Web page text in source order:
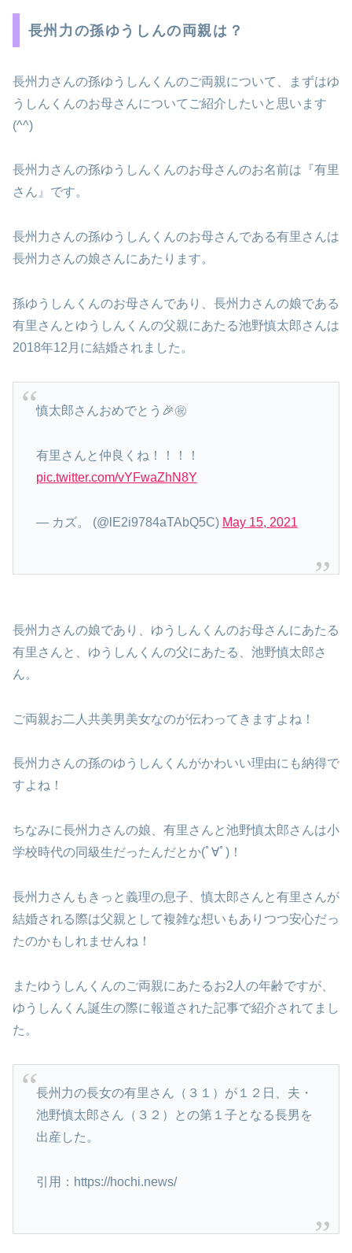
長州力の孫ゆうしんの両親は？
長州力さんの孫ゆうしんくんのご両親について、まずはゆ
うしんくんのお母さんについてご紹介したいと思います
(^^)
長州力さんの孫ゆうしんくんのお母さんのお名前は『有里
さん』です。
長州力さんの孫ゆうしんくんのお母さんである有里さんは
長州力さんの娘さんにあたります。
孫ゆうしんくんのお母さんであり、長州力さんの娘である
有里さんとゆうしんくんの父親にあたる池野慎太郎さんは
2018年12月に結婚されました。
慎太郎さんおめでとう🎉㊗️
有里さんと仲良くね！！！！
pic.twitter.com/vYFwaZhN8Y
— カズ。 (@lE2i9784aTAbQ5C) May 15, 2021
長州力さんの娘であり、ゆうしんくんのお母さんにあたる
有里さんと、ゆうしんくんの父にあたる、池野慎太郎さ
ん。
ご両親お二人共美男美女なのが伝わってきますよね！
長州力さんの孫のゆうしんくんがかわいい理由にも納得で
すよね！
ちなみに長州力さんの娘、有里さんと池野慎太郎さんは小
学校時代の同級生だったんだとか(ﾟ∀ﾟ)！
長州力さんもきっと義理の息子、慎太郎さんと有里さんが
結婚される際は父親として複雑な想いもありつつ安心だっ
たのかもしれませんね！
またゆうしんくんのご両親にあたるお2人の年齢ですが、
ゆうしんくん誕生の際に報道された記事で紹介されてまし
た。
長州力の長女の有里さん（３１）が１２日、夫・
池野慎太郎さん（３２）との第１子となる長男を
出産した。
引用：https://hochi.news/